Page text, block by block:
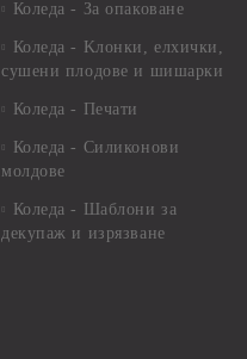
Коледа - За опаковане
Коледа - Kлонки, елхички,
сушени плодове и шишарки
Коледа - Печати
Коледа - Силиконови
молдове
Коледа - Шаблони за
декупаж и изрязване